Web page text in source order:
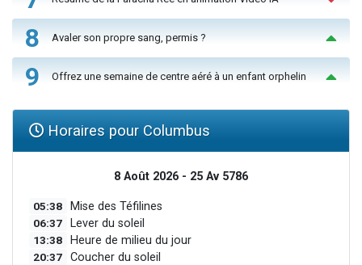
8 Avaler son propre sang, permis ?
9 Offrez une semaine de centre aéré à un enfant orphelin
Horaires pour Columbus
8 Août 2026 - 25 Av 5786
05:38 Mise des Téfilines
06:37 Lever du soleil
13:38 Heure de milieu du jour
20:37 Coucher du soleil